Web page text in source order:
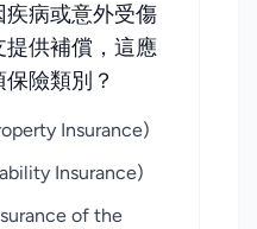
疾病或意外受傷
供補償，這應
險類別？
Insurance)
Insurance)
of the